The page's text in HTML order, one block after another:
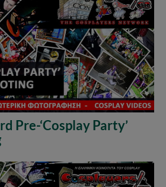
Pre-‘Cosplay Party’